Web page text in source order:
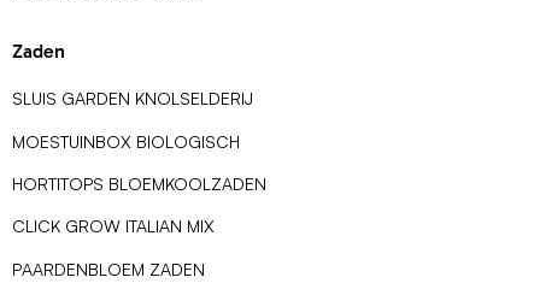
Zaden
SLUIS GARDEN KNOLSELDERIJ
MOESTUINBOX BIOLOGISCH
HORTITOPS BLOEMKOOLZADEN
CLICK GROW ITALIAN MIX
PAARDENBLOEM ZADEN